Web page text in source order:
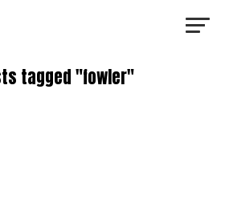
tagged "fowler"